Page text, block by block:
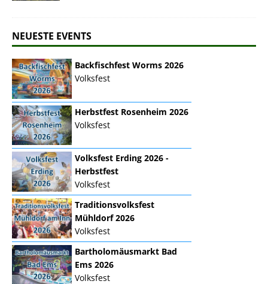
NEUESTE EVENTS
Backfischfest Worms 2026
Volksfest
Herbstfest Rosenheim 2026
Volksfest
Volksfest Erding 2026 -
Herbstfest
Volksfest
Traditionsvolksfest
Mühldorf 2026
Volksfest
Bartholomäusmarkt Bad
Ems 2026
Volksfest